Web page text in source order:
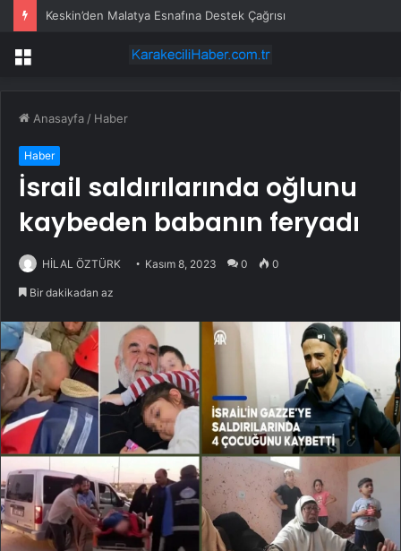
Keskin’den Malatya Esnafına Destek Çağrısı
Menü
Anasayfa / Haber
Haber
İsrail saldırılarında oğlunu
kaybeden babanın feryadı
HİLAL ÖZTÜRK Kasım 8, 2023 0 0
Bir dakikadan az